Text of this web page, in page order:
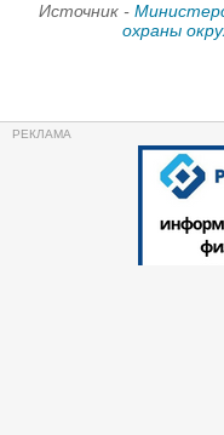
Источник -
охраны